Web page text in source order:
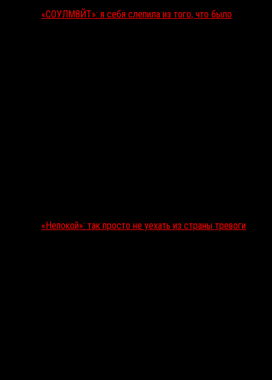
«СОУЛМ8ЙТ»: я себя слепила из того, что было
«Непокой»: так просто не уехать из страны тревоги